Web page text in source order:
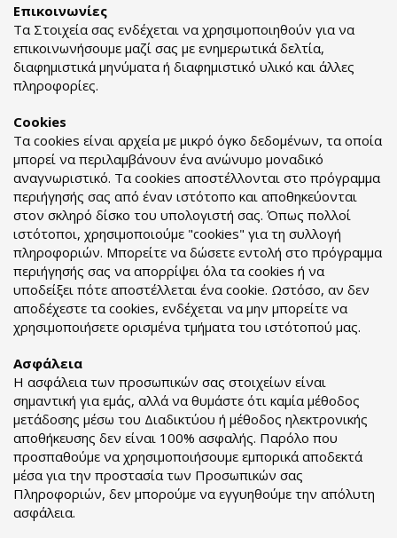
Επικοινωνίες
Τα Στοιχεία σας ενδέχεται να χρησιμοποιηθούν για να
επικοινωνήσουμε μαζί σας με ενημερωτικά δελτία,
διαφημιστικά μηνύματα ή διαφημιστικό υλικό και άλλες
πληροφορίες.
Cookies
Τα cookies είναι αρχεία με μικρό όγκο δεδομένων, τα οποία
μπορεί να περιλαμβάνουν ένα ανώνυμο μοναδικό
αναγνωριστικό. Τα cookies αποστέλλονται στο πρόγραμμα
περιήγησής σας από έναν ιστότοπο και αποθηκεύονται
στον σκληρό δίσκο του υπολογιστή σας. Όπως πολλοί
ιστότοποι, χρησιμοποιούμε "cookies" για τη συλλογή
πληροφοριών. Μπορείτε να δώσετε εντολή στο πρόγραμμα
περιήγησής σας να απορρίψει όλα τα cookies ή να
υποδείξει πότε αποστέλλεται ένα cookie. Ωστόσο, αν δεν
αποδέχεστε τα cookies, ενδέχεται να μην μπορείτε να
χρησιμοποιήσετε ορισμένα τμήματα του ιστότοπού μας.
Ασφάλεια
Η ασφάλεια των προσωπικών σας στοιχείων είναι
σημαντική για εμάς, αλλά να θυμάστε ότι καμία μέθοδος
μετάδοσης μέσω του Διαδικτύου ή μέθοδος ηλεκτρονικής
αποθήκευσης δεν είναι 100% ασφαλής. Παρόλο που
προσπαθούμε να χρησιμοποιήσουμε εμπορικά αποδεκτά
μέσα για την προστασία των Προσωπικών σας
Πληροφοριών, δεν μπορούμε να εγγυηθούμε την απόλυτη
ασφάλεια.